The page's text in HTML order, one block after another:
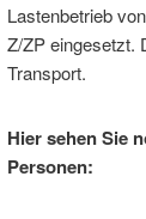
Lastenbetrieb
Z/ZP eingesetzt.
Transport.
Hier sehen Sie
Personen: